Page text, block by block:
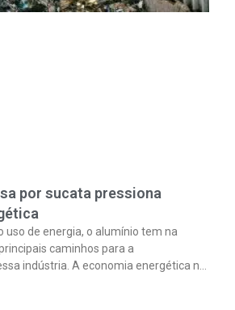
por sucata pressiona
uso de energia, o alumínio tem na
caminhos para a
indústria. A economia energética na
de um alumínio mais limpo, no entanto,